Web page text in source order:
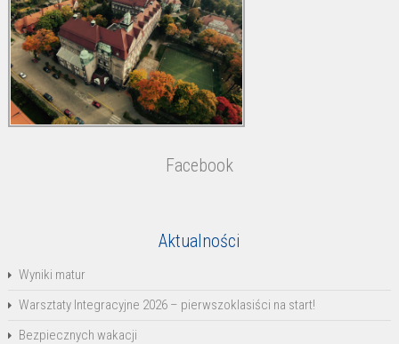
Facebook
Aktualności
Wyniki matur
Warsztaty Integracyjne 2026 – pierwszoklasiści na start!
Bezpiecznych wakacji